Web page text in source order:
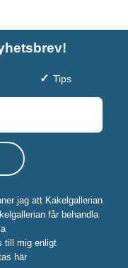
Tips
jag att Kakelgallerian
får behandla
till mig enligt
här